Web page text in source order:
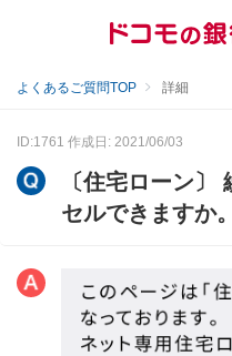
よくあるご質問TOP 詳細
ID:1761 作成日: 2021/06/03
〔住宅ローン〕
セルできますか。